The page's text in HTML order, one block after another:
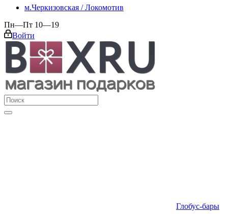
м.Черкизовская / Локомотив
Пн—Пт 10—19
Войти
Глобус-бары